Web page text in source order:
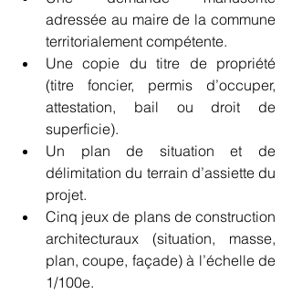
adressée au maire de la commune
territorialement compétente.
Une copie du titre de propriété
(titre foncier, permis d’occuper,
attestation, bail ou droit de
superficie).
Un plan de situation et de
délimitation du terrain d’assiette du
projet.
Cinq jeux de plans de construction
architecturaux (situation, masse,
plan, coupe, façade) à l’échelle de
1/100e.